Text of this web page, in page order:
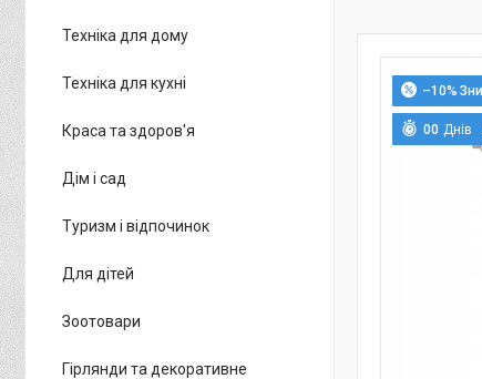
–10%
00 Днів
Техніка для дому
Техніка для кухні
Краса та здоров'я
Дім і сад
Туризм і відпочинок
Для дітей
Зоотовари
Гірлянди та декоративне